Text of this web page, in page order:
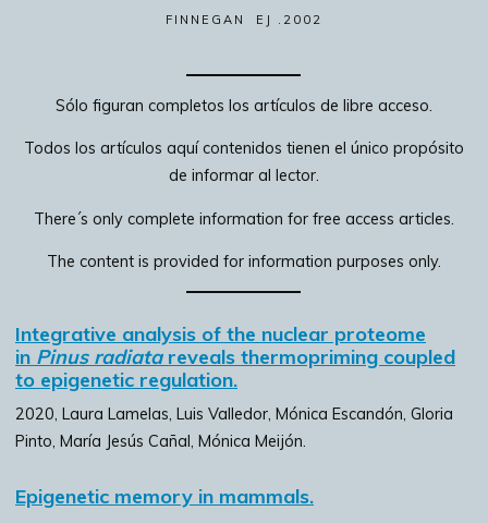
FINNEGAN EJ .2002
Sólo figuran completos los artículos de libre acceso.
Todos los artículos aquí contenidos tienen el único propósito
de informar al lector.
There´s only complete information for free access articles.
The content is provided for information purposes only.
Integrative analysis of the nuclear proteome
in Pinus radiatareveals thermopriming coupled
to epigenetic regulation.
2020, Laura Lamelas, Luis Valledor, Mónica Escandón, Gloria
Pinto, María Jesús Cañal, Mónica Meijón.
Epigenetic memory in mammals.